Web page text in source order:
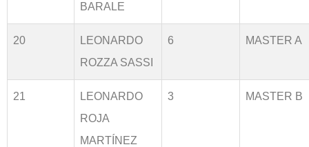
BARALE
20
LEONARDO
ROZZA SASSI
6 MASTER A
21
LEONARDO
ROJA
MARTÍNEZ
3 MASTER B